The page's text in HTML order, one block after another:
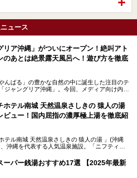
ュース
リア沖縄」がついにオープン！絶叫アト
のあとは絶景露天風呂へ！遊び方を徹底
んばる」の豊かな自然の中に誕生した注目のテ
ジャングリア沖縄」。今回、メディア向け内覧
をお届けすべく、見どころや料金、アクセス方
説していきます。
ホテル南城 天然温泉さしきの 猿人の湯
ビュー！国内屈指の濃厚極上湯を徹底紹
テル南城 天然温泉さしきの 猿人の湯 」(沖縄
沖縄を代表する人気温泉施設。「ニフティ温
平日・土日にかかわらず多くの常連客や温泉フ
す。
ーパー銭湯おすすめ17選 【2025年最新